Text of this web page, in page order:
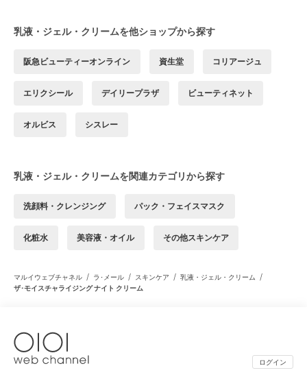
乳液・ジェル・クリームを他ショップから探す
阪急ビューティーオンライン 資生堂 コリアージュ
エリクシール デイリープラザ ビューティネット
オルビス シスレー
乳液・ジェル・クリームを関連カテゴリから探す
洗顔料・クレンジング パック・フェイスマスク
化粧水 美容液・オイル その他スキンケア
マルイウェブチャネル / ラ･メール / スキンケア / 乳液・ジェル・クリーム /
ザ･モイスチャライジング ナイト クリーム
ログイン